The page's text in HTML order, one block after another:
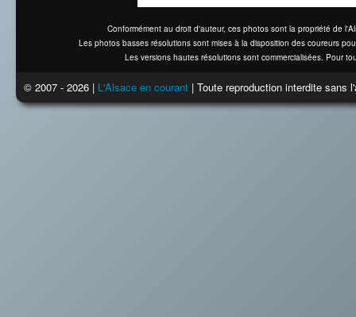
Conformément au droit d'auteur, ces photos sont la propriété de
Les photos basses résolutions sont mises à la disposition des coureurs
Les versions hautes résolutions sont commercialisées. Pour
© 2007 - 2026 | L'Alsace en courant | Toute reproduction interdite sans